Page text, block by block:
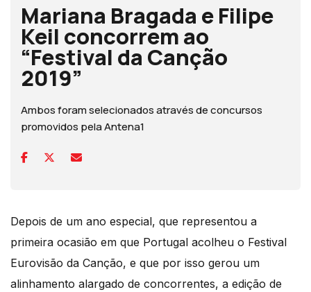
Mariana Bragada e Filipe
Keil concorrem ao
“Festival da Canção
2019”
Ambos foram selecionados através de concursos
promovidos pela Antena1
Depois de um ano especial, que representou a
primeira ocasião em que Portugal acolheu o Festival
Eurovisão da Canção, e que por isso gerou um
alinhamento alargado de concorrentes, a edição de